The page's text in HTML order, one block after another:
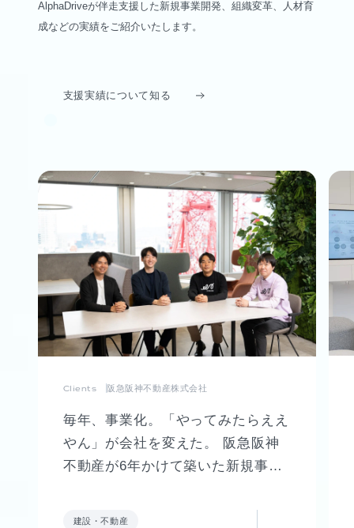
AlphaDriveが伴走支援した新規事業開発、組織変革、人材育
成などの実績をご紹介いたします。
支援実績について知る
Clients 阪急阪神不動産株式会社
毎年、事業化。「やってみたらええ
やん」が会社を変えた。 阪急阪神
不動産が6年かけて築いた新規事業
建設・不動産